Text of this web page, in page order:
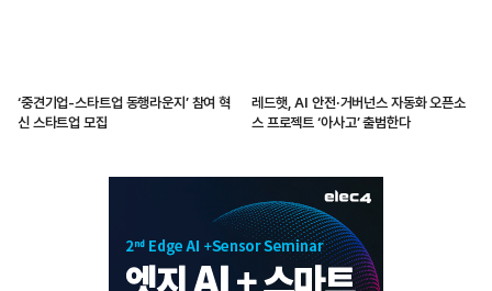
‘중견기업-스타트업 동행라운지’ 참여 혁
신 스타트업 모집
레드햇, AI 안전·거버넌스 자동화 오픈소
스 프로젝트 ‘아사고’ 출범한다